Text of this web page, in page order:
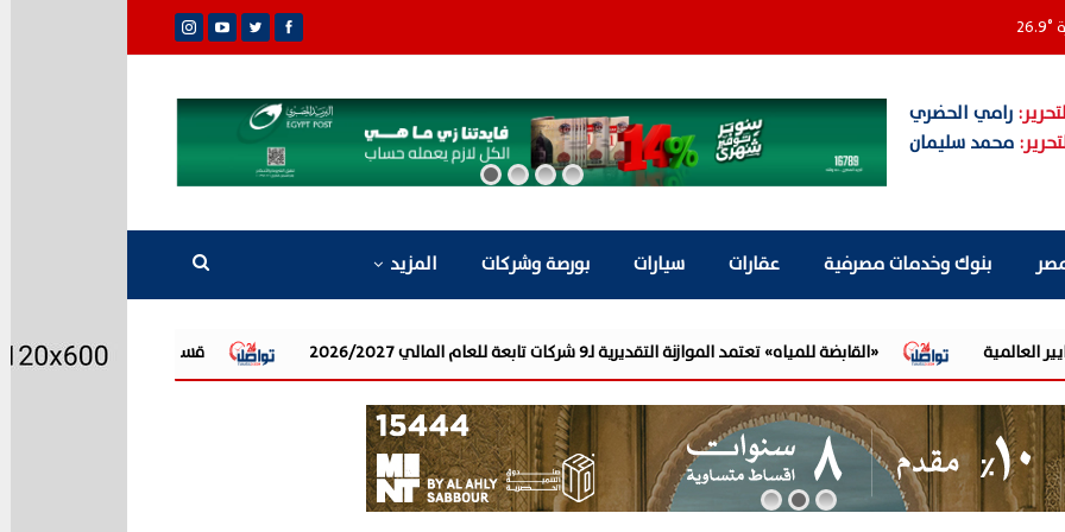
°
26.9
رامي الحضري
محمد سليمان
بنوك وخدمات مصرفية عقارات سيارات بورصة وشركات المزيد
«القابضة للمياه» تعتمد الموازنة التقديرية لـ9 شركات تابعة للعام المالي 2026/2027 قسطلي توقع اتفاقية تسهيل إئتماني مع